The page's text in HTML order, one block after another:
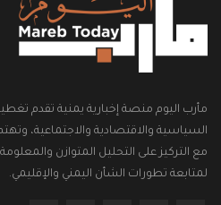
مأرب اليوم منصة إخبارية يمنية تقدم
السياسية والاقتصادية والاجتماعية،
مع التركيز على التحليل المتوازن
لمتابعة تطورات الشأن اليمني والإقليمي.